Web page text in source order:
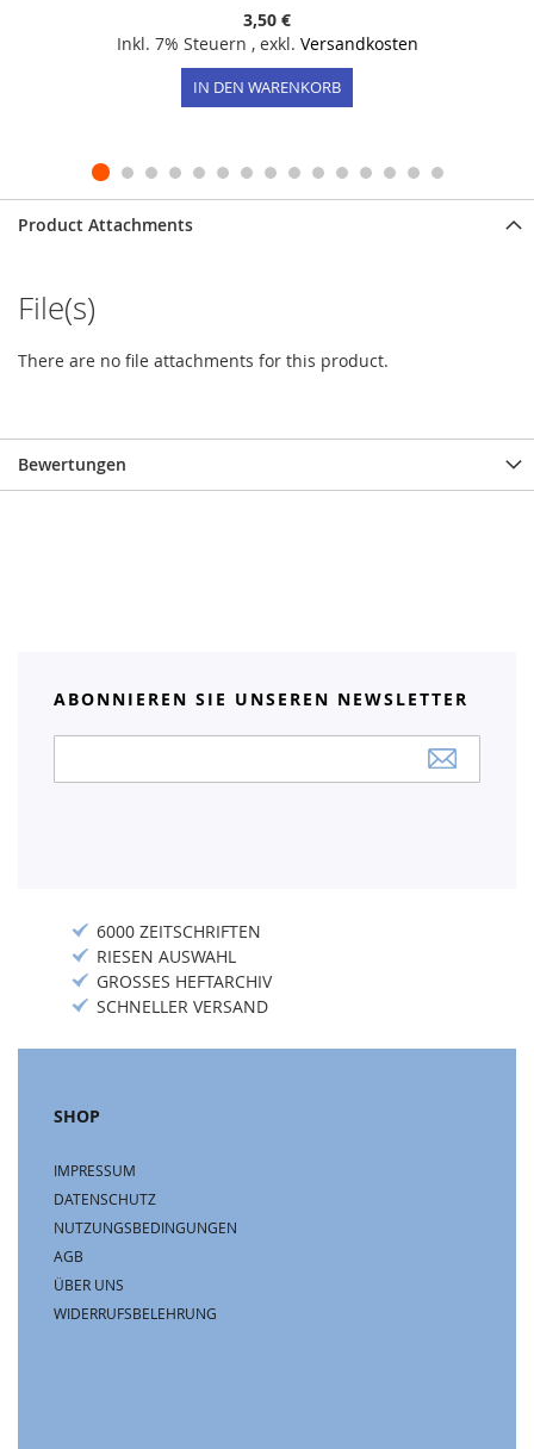
3,50 €
Inkl. 7% Steuern , exkl. Versandkosten
IN DEN WARENKORB
Product Attachments
File(s)
There are no file attachments for this product.
Bewertungen
ABONNIEREN SIE UNSEREN NEWSLETTER
Newsletter:
6000 ZEITSCHRIFTEN
RIESEN AUSWAHL
GROSSES HEFTARCHIV
SCHNELLER VERSAND
SHOP
IMPRESSUM
DATENSCHUTZ
NUTZUNGSBEDINGUNGEN
AGB
ÜBER UNS
WIDERRUFSBELEHRUNG